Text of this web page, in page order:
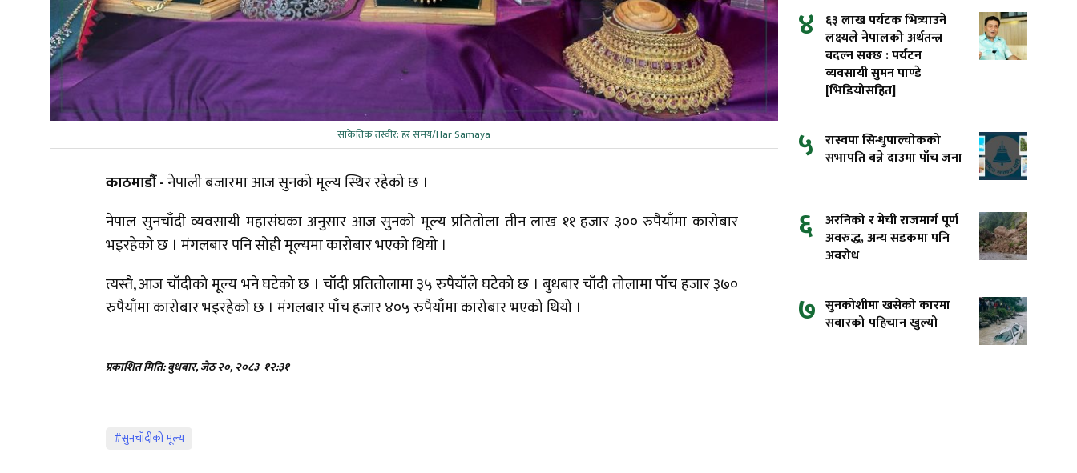
सांकेतिक तस्वीर: हर समय/Har Samaya
काठमाडौं -नेपाली बजारमा आज सुनको मूल्य स्थिर रहेको छ ।
नेपाल सुनचाँदी व्यवसायी महासंघका अनुसार आज सुनको मूल्य प्रतितोला तीन लाख ११ हजार ३०० रुपैयाँमा कारोबार
भइरहेको छ । मंगलबार पनि सोही मूल्यमा कारोबार भएको थियो ।
त्यस्तै, आज चाँदीको मूल्य भने घटेको छ । चाँदी प्रतितोलामा ३५ रुपैयाँले घटेको छ । बुधबार चाँदी तोलामा पाँच हजार ३७०
रुपैयाँमा कारोबार भइरहेको छ । मंगलबार पाँच हजार ४०५ रुपैयाँमा कारोबार भएको थियो ।
प्रकाशित मिति: बुधबार, जेठ २०, २०८३ १२:३१
#सुनचाँदीको मूल्य
४ ६३ लाख पर्यटक भित्र्याउने
लक्ष्यले नेपालको अर्थतन्त्र
बदल्न सक्छ : पर्यटन
व्यवसायी सुमन पाण्डे
[भिडियोसहित]
५ रास्वपा सिन्धुपाल्चोकको
सभापति बन्ने दाउमा पाँच जना
६ अरनिको र मेची राजमार्ग पूर्ण
अवरुद्ध, अन्य सडकमा पनि
अवरोध
७ सुनकोशीमा खसेको कारमा
सवारको पहिचान खुल्यो